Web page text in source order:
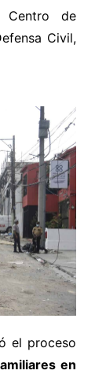
Centro de
Civil,
el proceso
en